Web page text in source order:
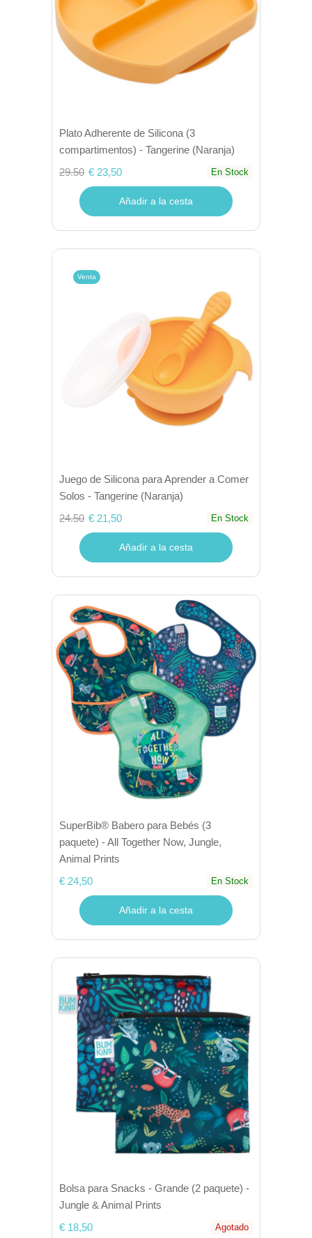
Plato Adherente de Silicona (3
compartimentos) - Tangerine (Naranja)
29.50 € 23,50 En Stock
Añadir a la cesta
Venta
Juego de Silicona para Aprender a Comer
Solos - Tangerine (Naranja)
24.50 € 21,50 En Stock
Añadir a la cesta
SuperBib® Babero para Bebés (3
paquete) - All Together Now, Jungle,
Animal Prints
€ 24,50
En Stock
Añadir a la cesta
Bolsa para Snacks - Grande (2 paquete) -
Jungle & Animal Prints
€ 18,50
Agotado